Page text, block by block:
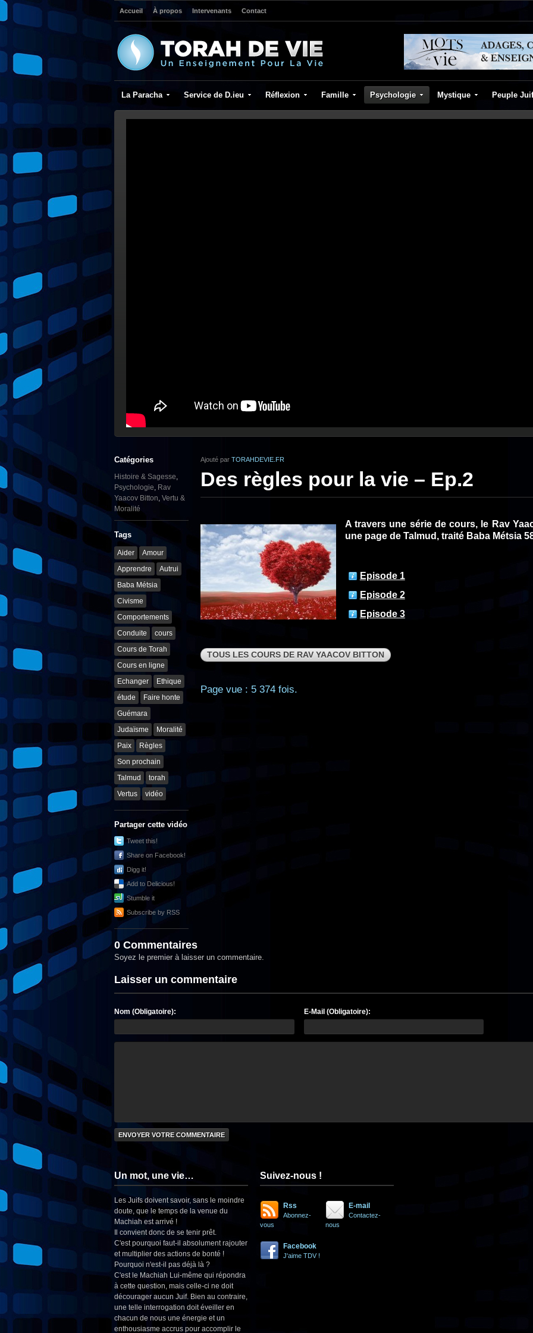
Accueil À propos Intervenants Contact
La Paracha Service de D.ieu Réflexion Famille Psychologie Mystique Peuple Juif
Catégories
Histoire & Sagesse,
Psychologie, Rav
Yaacov Bitton, Vertu &
Moralité
Tags
Aider
Amour
Apprendre
Autrui
Baba Métsia
Civisme
Comportements
Conduite
cours
Cours de Torah
Cours en ligne
Echanger
Ethique
étude
Faire honte
Guémara
Judaïsme
Moralité
Paix
Règles
Son prochain
Talmud
torah
Vertus
vidéo
Partager cette vidéo
Tweet this!
Share on Facebook!
Digg it!
Add to Delicious!
Stumble it
Subscribe by RSS
Ajouté par TORAHDEVIE.FR
Des règles pour la vie – Ep.2
A travers une série de cours, le Rav
une page de Talmud, traité Baba Métsia
Episode 1
Episode 2
Episode 3
TOUS LES COURS DE RAV YAACOV BITTON
Page vue : 5 374 fois.
0 Commentaires
Soyez le premier à laisser un commentaire.
Laisser un commentaire
Nom (Obligatoire): E-Mail (Obligatoire):
Un mot, une vie…
Les Juifs doivent savoir, sans le moindre
doute, que le temps de la venue du
Machiah est arrivé !
Il convient donc de se tenir prêt.
C'est pourquoi faut-il absolument rajouter
et multiplier des actions de bonté !
Pourquoi n'est-il pas déjà là ?
C'est le Machiah Lui-même qui répondra
à cette question, mais celle-ci ne doit
décourager aucun Juif. Bien au contraire,
une telle interrogation doit éveiller en
chacun de nous une énergie et un
enthousiasme accrus pour accomplir le
Suivez-nous !
Rss
Abonnez-
vous
E-mail
Contactez-
nous
Facebook
J'aime TDV !